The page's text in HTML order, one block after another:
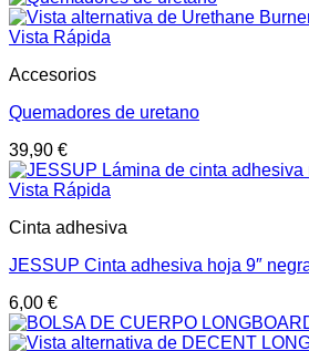
Vista Rápida
Accesorios
Quemadores de uretano
39,90 €
Vista Rápida
Cinta adhesiva
JESSUP Cinta adhesiva hoja 9″
6,00 €